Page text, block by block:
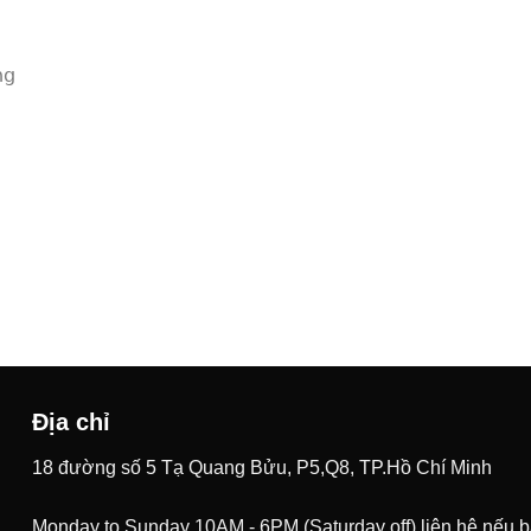
Địa chỉ
18 đường số 5 Tạ Quang Bửu, P5,Q8, TP.Hồ Chí Minh
Monday to Sunday 10AM - 6PM (Saturday off) liên hệ nếu